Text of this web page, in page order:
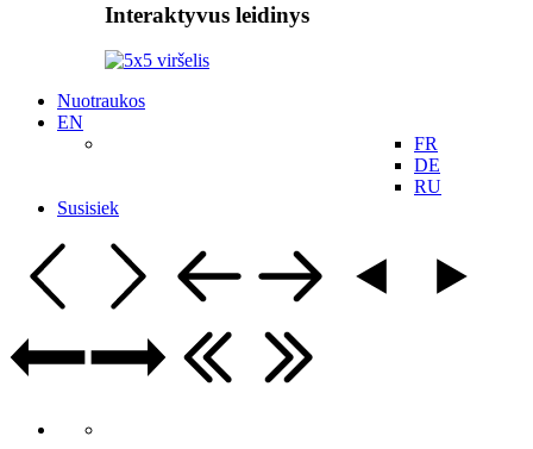
Interaktyvus leidinys
Nuotraukos
EN
FR
DE
RU
Susisiek